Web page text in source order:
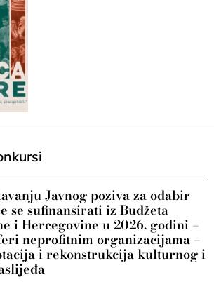
Javnog poziva za odabir
se sufinansirati iz Budžeta
i Hercegovine u 2026. godini –
neprofitnim organizacijama –
i rekonstrukcija kulturnog i